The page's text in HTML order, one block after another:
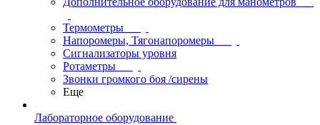
Термометры
Напоромеры, Тягонапоромеры
Сигнализаторы уровня
Ротаметры
Звонки громкого боя /сирены
Еще
Лабораторное оборудование